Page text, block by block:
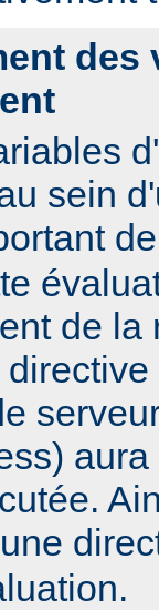
des
sein
de la